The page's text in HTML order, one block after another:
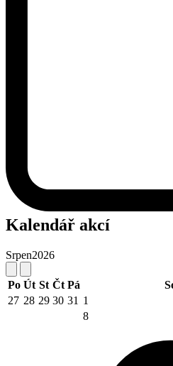
Kalendář akcí
Srpen2026
Po Út St Čt Pá
27 28 29 30 31 1
8